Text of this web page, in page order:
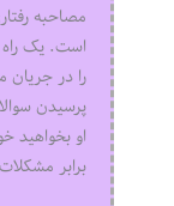
مصاحبه
است. یک راه
را در
پرسیدن
او بخواهید
برابر